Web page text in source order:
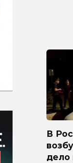
В
дело